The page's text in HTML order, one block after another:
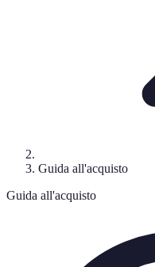
Guida all'acquisto
Guida all'acquisto